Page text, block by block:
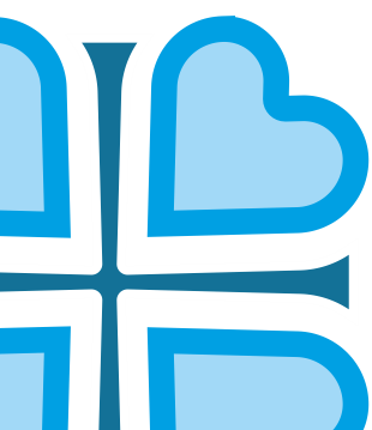
БАШКОРТОСТАНСКАЯ
и
Нефтекамская и
и
Уфимская и
Стерлитамакская